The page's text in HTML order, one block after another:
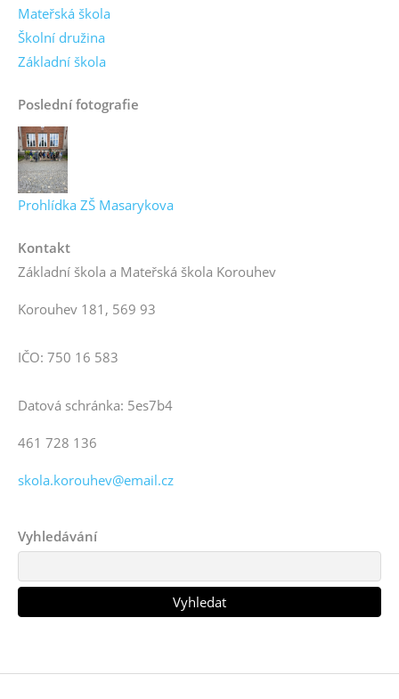
Mateřská škola
Školní družina
Základní škola
Poslední fotografie
Prohlídka ZŠ Masarykova
Kontakt
Základní škola a Mateřská škola Korouhev
Korouhev 181, 569 93
IČO: 750 16 583
Datová schránka: 5es7b4
461 728 136
skola.korouhev@email.cz
Vyhledávání